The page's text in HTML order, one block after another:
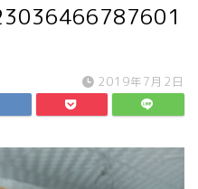
2019年7月2日